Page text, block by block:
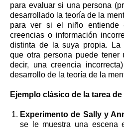
para evaluar si una persona
desarrollado la teoría de la
para ver si el niño entiende
creencias o información
distinta de la suya propia. La
que otra persona puede tener
decir, una creencia
desarrollo de la teoría de la
Ejemplo clásico de la tarea
Experimento de Sally y
se le muestra una escena